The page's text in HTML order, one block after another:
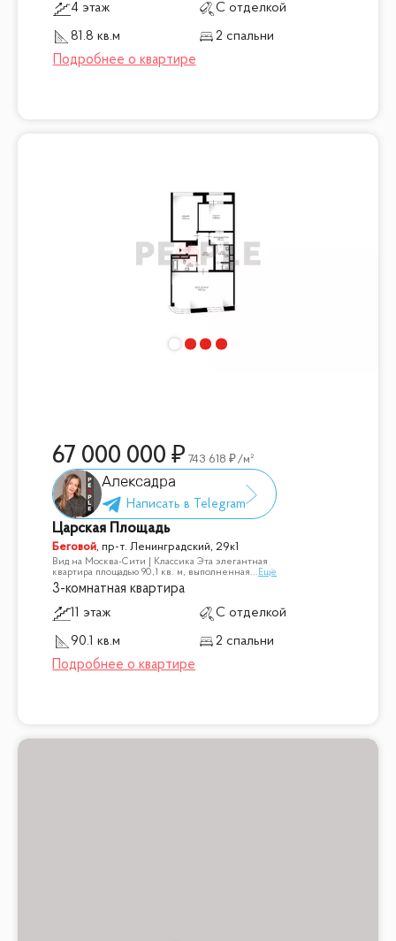
4 этаж
С отделкой
81.8 кв.м
2 спальни
67 000 000 743 618 /м²
Алексадра
Царская Площадь
Беговой,пр-т. Ленинградский, 29к1
Вид на Москва-Сити | Классика Эта элегантная
квартира площадью 90,1 кв. м, выполненная... Ещё
3-комнатная квартира
11 этаж
С отделкой
90.1 кв.м
2 спальни